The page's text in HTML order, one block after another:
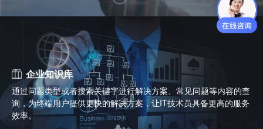
企业知识库
通过问题类型或者搜索关键字进行解决方案、常见问题等内容的查
询，为终端用户提供更快的解决方案，让IT技术员具备更高的服务
效率。